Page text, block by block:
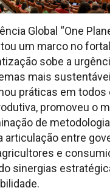
Global “One
um marco no
sobe a
mais
práticas em todos
promoveu o
de
articulação entre
e
sinergias